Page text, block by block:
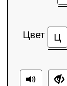
Цвет Ц